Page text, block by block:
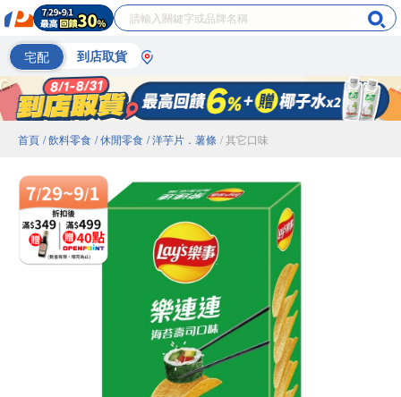
宅配 到店取貨
首頁 / 飲料零食 / 休閒零食 / 洋芋片．薯條 / 其它口味